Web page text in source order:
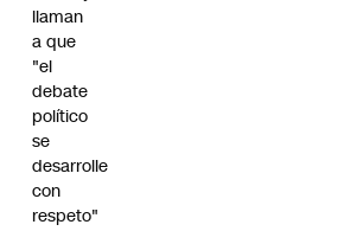
llaman
a que
"el
debate
político
se
desarrolle
con
respeto"